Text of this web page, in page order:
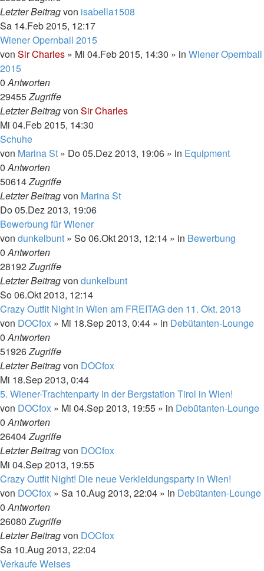
Letzter Beitragvon isabella1508
Sa 14.Feb 2015, 12:17
Wiener Opernball 2015
von Sir Charles » Mi 04.Feb 2015, 14:30 » in Wiener Opernball
2015
0Antworten
29455Zugriffe
Letzter Beitragvon Sir Charles
Mi 04.Feb 2015, 14:30
Schuhe
von Marina St » Do 05.Dez 2013, 19:06 » in Equipment
0Antworten
50614Zugriffe
Letzter Beitragvon Marina St
Do 05.Dez 2013, 19:06
Bewerbung für Wiener
von dunkelbunt » So 06.Okt 2013, 12:14 » in Bewerbung
0Antworten
28192Zugriffe
Letzter Beitragvon dunkelbunt
So 06.Okt 2013, 12:14
Crazy Outfit Night in Wien am FREITAG den 11. Okt. 2013
von DOCfox » Mi 18.Sep 2013, 0:44 » in Debütanten-Lounge
0Antworten
51926Zugriffe
Letzter Beitragvon DOCfox
Mi 18.Sep 2013, 0:44
5. Wiener-Trachtenparty in der Bergstation Tirol in Wien!
von DOCfox » Mi 04.Sep 2013, 19:55 » in Debütanten-Lounge
0Antworten
26404Zugriffe
Letzter Beitragvon DOCfox
Mi 04.Sep 2013, 19:55
Crazy Outfit Night! Die neue Verkleidungsparty in Wien!
von DOCfox » Sa 10.Aug 2013, 22:04 » in Debütanten-Lounge
0Antworten
26080Zugriffe
Letzter Beitragvon DOCfox
Sa 10.Aug 2013, 22:04
Verkaufe Weises